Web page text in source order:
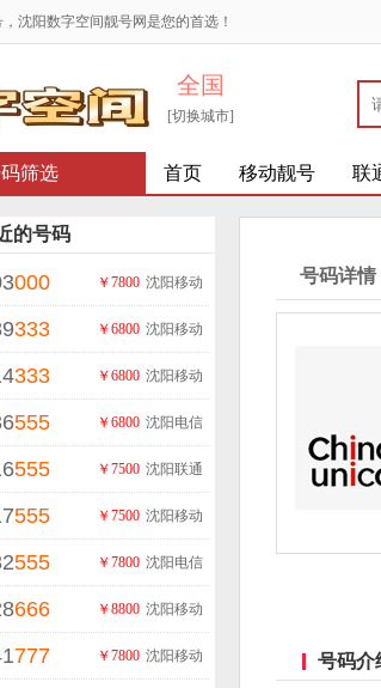
沈阳数字空间靓号网是您的首选！
全国
[切换城市]
筛选 首页 移动靓号 联
的号码
000 沈阳移动
￥7800
333 沈阳移动
￥6800
333 沈阳移动
￥6800
555 沈阳电信
￥6800
555 沈阳联通
￥7500
555 沈阳移动
￥7500
555 沈阳电信
￥7800
666 沈阳移动
￥8800
777 沈阳移动
￥7800
号码详情
号码介